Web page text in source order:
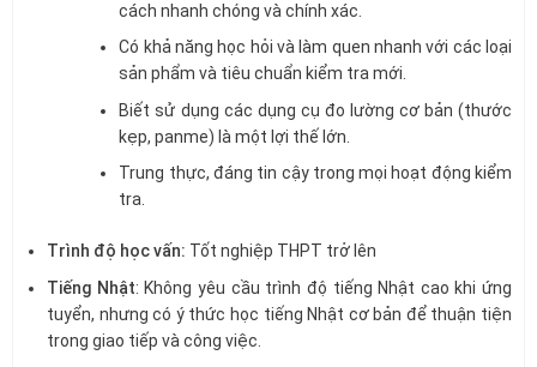
cách nhanh chóng và chính xác.
Có khả năng học hỏi và làm quen nhanh với các loại
sản phẩm và tiêu chuẩn kiểm tra mới.
Biết sử dụng các dụng cụ đo lường cơ bản (thước
kẹp, panme) là một lợi thế lớn.
Trung thực, đáng tin cậy trong mọi hoạt động kiểm
tra.
Trình độ học vấn: Tốt nghiệp THPT trở lên
Tiếng Nhật: Không yêu cầu trình độ tiếng Nhật cao khi ứng
tuyển, nhưng có ý thức học tiếng Nhật cơ bản để thuận tiện
trong giao tiếp và công việc.